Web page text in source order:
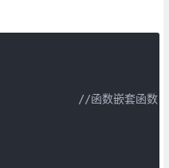
//函数嵌套函数